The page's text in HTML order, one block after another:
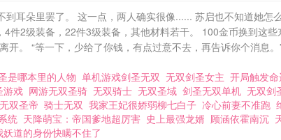
到耳朵里罢了。 这一点，两人确实很像...... 苏启也不知道她
件2级装备，22件3级装备，其他材料若干。 100金币换到这
开。 “等一下，少给了你钱，有点过意不去，再告诉你个消息
是哪本里的人物 单机游戏剑圣无双 无双剑圣女主 开局触发
游戏 网游无双圣骑 无双骑士 无双圣域 剑圣无双单机 无双剑
无双圣帝 骑士无双 我家王妃很娇弱柳七白子 冷心前妻不准跑
统 天降萌宝：帝国爹地超厉害 史上最强龙婿 顾涵依霍南沉
妖道的身份快瞒不住了